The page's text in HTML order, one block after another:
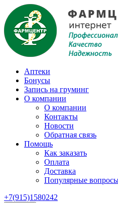
Аптеки
Бонусы
Запись на груминг
О компании
О компании
Контакты
Новости
Обратная связь
Помощь
Как заказать
Оплата
Доставка
Популярные
+7(915)1580242